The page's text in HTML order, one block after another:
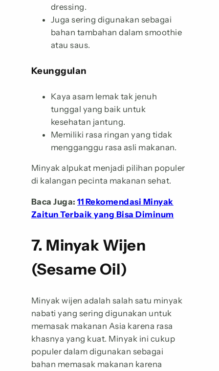
dressing.
Juga sering digunakan sebagai
bahan tambahan dalam smoothie
atau saus.
Keunggulan
Kaya asam lemak tak jenuh
tunggal yang baik untuk
kesehatan jantung.
Memiliki rasa ringan yang tidak
mengganggu rasa asli makanan.
Minyak alpukat menjadi pilihan populer
di kalangan pecinta makanan sehat.
Baca Juga:11 Rekomendasi Minyak
Zaitun Terbaik yang Bisa Diminum
7. Minyak Wijen
(Sesame Oil)
Minyak wijen adalah salah satu minyak
nabati yang sering digunakan untuk
memasak makanan Asia karena rasa
khasnya yang kuat. Minyak ini cukup
populer dalam digunakan sebagai
bahan memasak makanan karena